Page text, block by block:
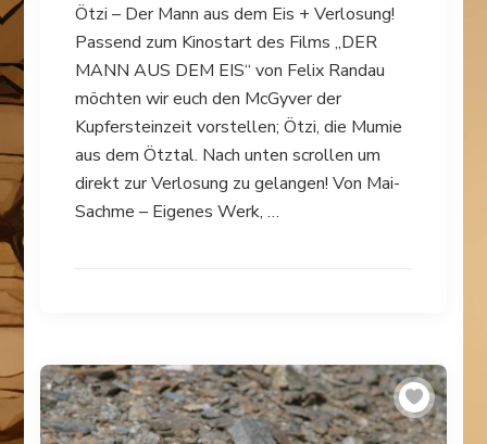
Ötzi – Der Mann aus dem Eis + Verlosung!
Passend zum Kinostart des Films „DER
MANN AUS DEM EIS“ von Felix Randau
möchten wir euch den McGyver der
Kupfersteinzeit vorstellen; Ötzi, die Mumie
aus dem Ötztal. Nach unten scrollen um
direkt zur Verlosung zu gelangen! Von Mai-
Sachme – Eigenes Werk, …